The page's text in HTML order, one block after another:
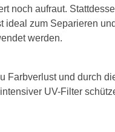
noch aufraut.
ideal zum Separieren
werden.
Farbverlust und durch
UV-Filter